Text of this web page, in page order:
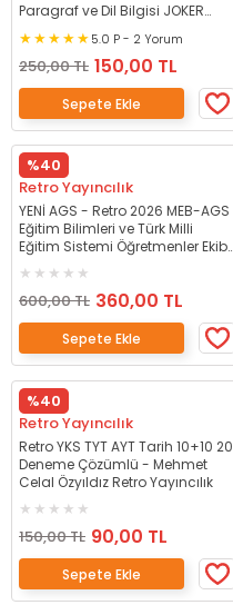
Paragraf ve Dil Bilgisi JOKER
Kartal, Dilek Yetik Retro Yayıncılık
5.0 P - 2 Yorum
250,00 TL 150,00 TL
Sepete Ekle
%40
Retro Yayıncılık
YENİ AGS - Retro 2026 MEB-AGS
Eğitim Bilimleri ve Türk Milli
Eğitim Sistemi Öğretmenler Ekibi
Genç Retro Yayıncılık
600,00 TL 360,00 TL
Sepete Ekle
%40
Retro Yayıncılık
Retro YKS TYT AYT Tarih 10+10 20
Deneme Çözümlü - Mehmet
Celal Özyıldız Retro Yayıncılık
150,00 TL 90,00 TL
Sepete Ekle